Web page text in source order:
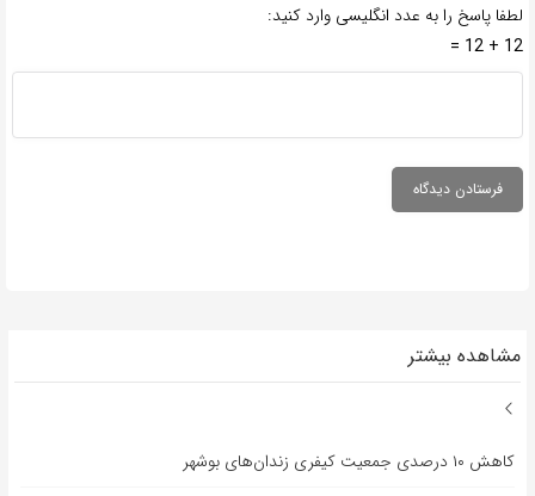
لطفا پاسخ را به عدد انگلیسی وارد کنید:
12 + 12 =
مشاهده بیشتر
کاهش ۱۰ درصدی جمعیت کیفری زندان‌های بوشهر